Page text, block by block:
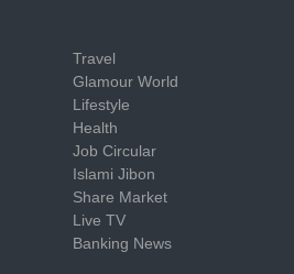
Travel
Glamour World
Lifestyle
Health
Job Circular
Islami Jibon
Share Market
Live TV
Banking News